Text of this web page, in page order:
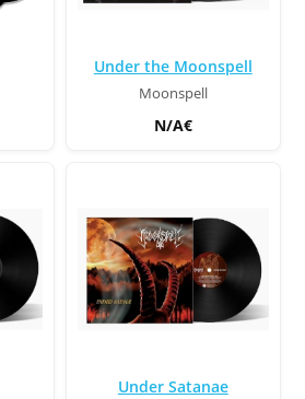
Under the Moonspell
Moonspell
N/A€
Under Satanae